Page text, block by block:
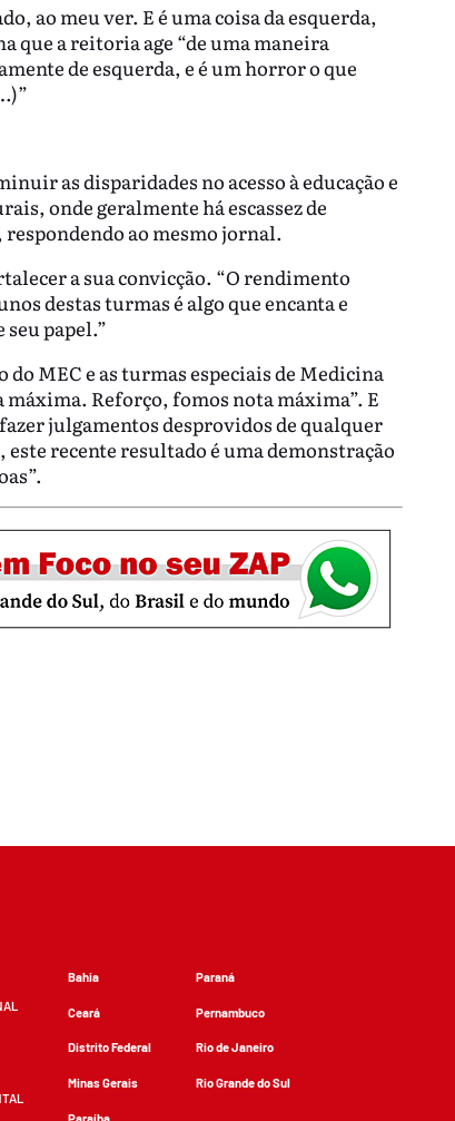
ao meu ver. E é uma coisa da esquerda,
que a reitoria age “de uma maneira
de esquerda, e é um horror o que
as disparidades no acesso à educação e
onde geralmente há escassez de
ao mesmo jornal.
a sua convicção. “O rendimento
destas turmas é algo que encanta e
papel.”
do MEC e as turmas especiais de Medicina
Reforço, fomos nota máxima”. E
julgamentos desprovidos de qualquer
recente resultado é uma demonstração
Bahia
Ceará
Distrito Federal
Minas Gerais
Paraíba
Paraná
Pernambuco
Rio de Janeiro
Rio Grande do Sul